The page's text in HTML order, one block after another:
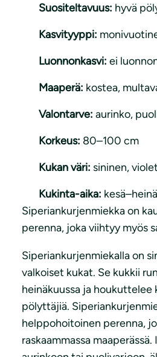
Suositeltavuus: hyvä
Kasvityyppi:
Luonnonkasvi: ei
Maaperä: kostea,
Valontarve: aurinko,
Korkeus: 80–100 cm
Kukan väri: sininen,
Kukinta-aika:
Siperiankurjenmiekka on
perenna, joka viihtyy myös
Siperiankurjenmiekalla on
valkoiset kukat. Se kukkii
heinäkuussa ja houkuttelee
pölyttäjiä.
helppohoitoinen perenna,
raskaammassa